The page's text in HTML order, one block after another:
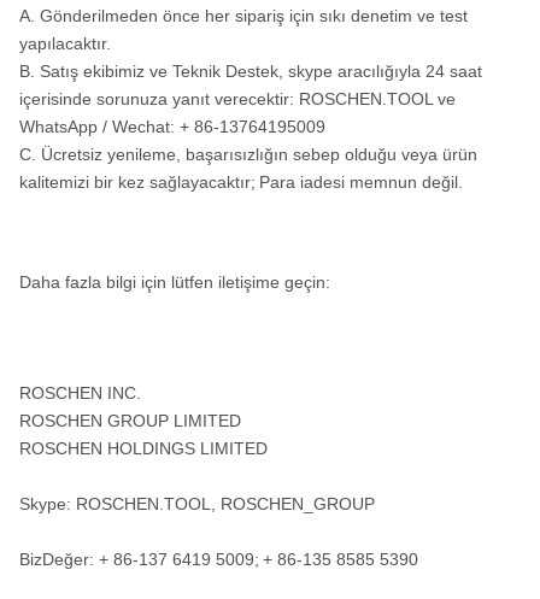
A. Gönderilmeden önce her sipariş için sıkı denetim ve test
yapılacaktır.
B. Satış ekibimiz ve Teknik Destek, skype aracılığıyla 24 saat
içerisinde sorunuza yanıt verecektir: ROSCHEN.TOOL ve
WhatsApp / Wechat: + 86-13764195009
C. Ücretsiz yenileme, başarısızlığın sebep olduğu veya ürün
kalitemizi bir kez sağlayacaktır; Para iadesi memnun değil.
Daha fazla bilgi için lütfen iletişime geçin:
ROSCHEN INC.
ROSCHEN GROUP LIMITED
ROSCHEN HOLDINGS LIMITED
Skype: ROSCHEN.TOOL, ROSCHEN_GROUP
BizDeğer: + 86-137 6419 5009; + 86-135 8585 5390